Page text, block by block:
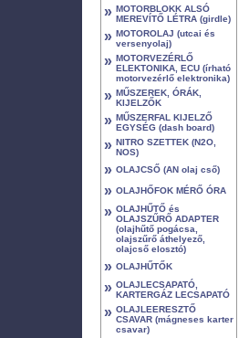
» MOTORBLOKK ALSÓ
MEREVÍTŐ LÉTRA (girdle)
» MOTOROLAJ (utcai és
versenyolaj)
» MOTORVEZÉRLŐ
ELEKTONIKA, ECU (írható
motorvezérlő elektronika)
» MŰSZEREK, ÓRÁK,
KIJELZŐK
» MŰSZERFAL KIJELZŐ
EGYSÉG (dash board)
» NITRO SZETTEK (N2O,
NOS)
» OLAJCSŐ (AN olaj cső)
» OLAJHŐFOK MÉRŐ ÓRA
» OLAJHŰTŐ és
OLAJSZŰRŐ ADAPTER
(olajhűtő pogácsa,
olajszűrő áthelyező,
olajcső elosztó)
» OLAJHŰTŐK
» OLAJLECSAPATÓ,
KARTERGÁZ LECSAPATÓ
» OLAJLEERESZTŐ
CSAVAR (mágneses karter
csavar)